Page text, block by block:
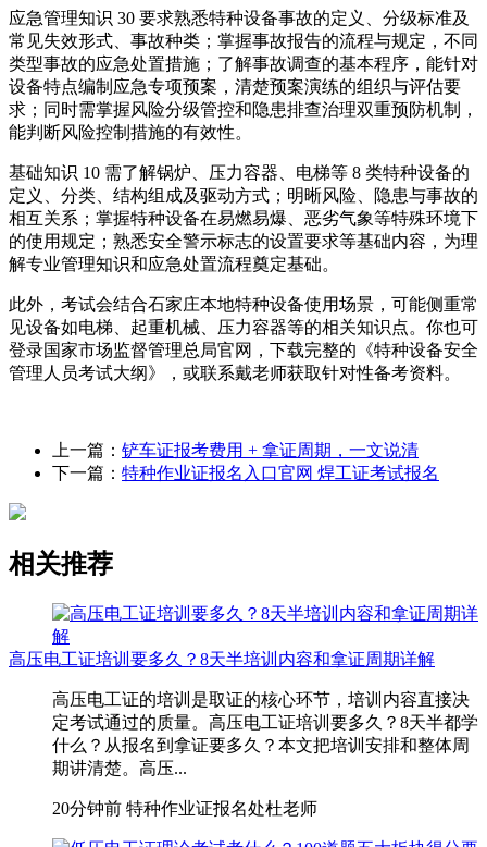
应急管理知识 30 要求熟悉特种设备事故的定义、分级标准及
常见失效形式、事故种类；掌握事故报告的流程与规定，不同
类型事故的应急处置措施；了解事故调查的基本程序，能针对
设备特点编制应急专项预案，清楚预案演练的组织与评估要
求；同时需掌握风险分级管控和隐患排查治理双重预防机制，
能判断风险控制措施的有效性。
基础知识 10 需了解锅炉、压力容器、电梯等 8 类特种设备的
定义、分类、结构组成及驱动方式；明晰风险、隐患与事故的
相互关系；掌握特种设备在易燃易爆、恶劣气象等特殊环境下
的使用规定；熟悉安全警示标志的设置要求等基础内容，为理
解专业管理知识和应急处置流程奠定基础。
此外，考试会结合石家庄本地特种设备使用场景，可能侧重常
见设备如电梯、起重机械、压力容器等的相关知识点。你也可
登录国家市场监督管理总局官网，下载完整的《特种设备安全
管理人员考试大纲》，或联系戴老师获取针对性备考资料。
上一篇： 铲车证报考费用 + 拿证周期，一文说清
下一篇： 特种作业证报名入口官网 焊工证考试报名
相关推荐
高压电工证培训要多久？8天半培训内容和拿证周期详解
高压电工证的培训是取证的核心环节，培训内容直接决
定考试通过的质量。高压电工证培训要多久？8天半都学
什么？从报名到拿证要多久？本文把培训安排和整体周
期讲清楚。高压...
20分钟前 特种作业证报名处杜老师